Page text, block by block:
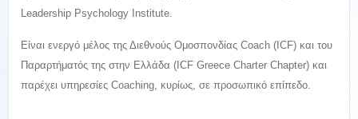
Leadership Psychology Institute.
Είναι ενεργό μέλος της Διεθνούς Ομοσπονδίας Coach (ICF) και του
Παραρτήματός της στην Ελλάδα (ICF Greece Charter Chapter) και
παρέχει υπηρεσίες Coaching, κυρίως, σε προσωπικό επίπεδο.